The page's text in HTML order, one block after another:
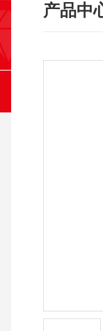
产品中